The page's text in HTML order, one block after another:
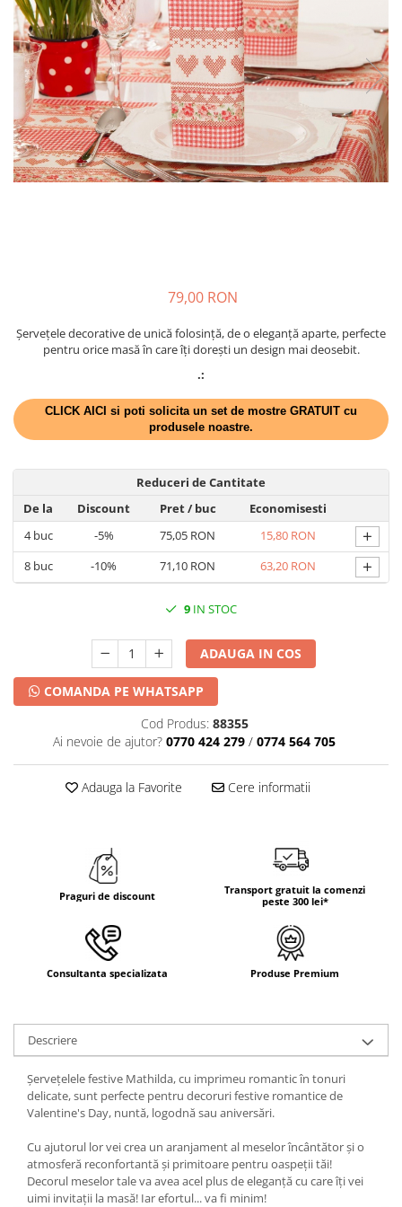
PAŞTE / EASTER
TEMATICA CULINARA
IARNA-CRACIUN-REVELION
DECOR BEJ & MARO
DECOR ROZ
DECOR NUNTA & LOGODNA
DECOR BOTEZ
DECOR EVENIMENTE CORPORATE
DECOR ANIVERSARI COPII
DECOR PETRECERI
TEMATICA ROMANTICA
DECOR 1 & 8 MARTIE
DECOR HALLOWEEN
DECOR ZIUA ROMANIEI
DECOR CRACIUN & REVELION
DECOR VARA
DECOR TOAMNA
DECOR IARNA
TEMATICA FLORALA
DECOR OKTOBER FEST
DECOR BABY SHOWER
79,00 RON
Șervețele decorative de unică folosință, de o eleganță aparte, perfecte
pentru orice masă în care îți dorești un design mai deosebit.
.:
CLICK AICI si poti solicita un set de mostre GRATUIT cu
produsele noastre.
Reduceri de Cantitate
De la
Discount Pret/ buc
Economisesti
4buc -5% 75,05 RON 15,80 RON +
8buc -10% 71,10 RON 63,20 RON +
9 IN STOC
ADAUGA IN COS
COMANDA PE WHATSAPP
Cod Produs: 88355
Ai nevoie de ajutor? 0770 424 279 / 0774 564 705
Adauga la Favorite Cere informatii
Praguri de discount
Transport gratuit la comenzi
peste 300 lei*
Consultanta specializata Produse Premium
Descriere
Șervețelele festive Mathilda, cu imprimeu romantic în tonuri
delicate, sunt perfecte pentru decoruri festive romantice de
Valentine's Day, nuntă, logodnă sau aniversări.
Cu ajutorul lor vei crea un aranjament al meselor încântător și o
atmosferă reconfortantă și primitoare pentru oaspeții tăi!
Decorul meselor tale va avea acel plus de eleganță cu care îți vei
uimi invitații la masă! Iar efortul... va fi minim!